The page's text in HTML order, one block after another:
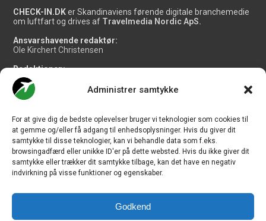
Administrer samtykke
For at give dig de bedste oplevelser bruger vi teknologier som cookies til
at gemme og/eller få adgang til enhedsoplysninger. Hvis du giver dit
samtykke til disse teknologier, kan vi behandle data som f.eks.
browsingadfærd eller unikke ID'er på dette websted. Hvis du ikke giver dit
samtykke eller trækker dit samtykke tilbage, kan det have en negativ
indvirkning på visse funktioner og egenskaber.
Godkend
CHECK-IN.DK er Skandinaviens førende digitale branchemedie
om luftfart og drives af Travelmedia Nordic ApS.
Ansvarshavende redaktør:
Ole Kirchert Christensen
Redaktionen:
Christian Granhøj Skouboe
Henrik Baumgarten
Danny Longhi Andreasen
Salg og jobannoncer:
salg@travelmedianordic.com
Vi tager ansvar for indholdet og er tilmeldt